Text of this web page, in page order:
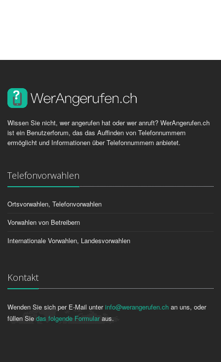
Wissen Sie nicht, wer angerufen hat oder wer anruft? WerAngerufen.ch
ist ein Benutzerforum, das das Auffinden von Telefonnummern
ermöglicht und Informationen über Telefonnummern anbietet.
Telefonvorwahlen
Ortsvorwahlen, Telefonvorwahlen
Vorwahlen von Betreibern
Internationale Vorwahlen, Landesvorwahlen
Kontakt
Wenden Sie sich per E-Mail unterinfo@werangerufen.ch an uns, oder
füllen Sie das folgende Formularaus.